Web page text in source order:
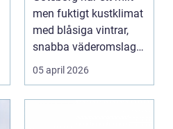
men fuktigt kustklimat
med blåsiga vintrar,
snabba väderomslag
och ofta hög lu...
05 april 2026